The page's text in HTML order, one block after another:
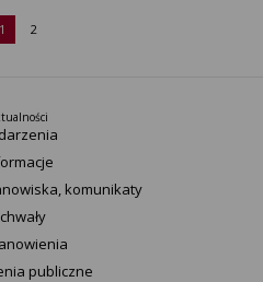
1 2
komunikaty
publiczne